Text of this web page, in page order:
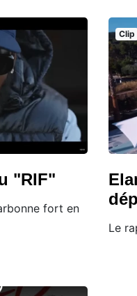
"RIF"
fort en
Clip
Le